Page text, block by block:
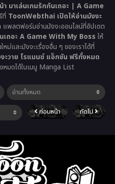
มาเล่นเกมรักกันเถอะ | A Game
ที่ ToonWebthai เปิดให้อ่านมังงะ
แพลตฟอร์มอ่านมังงะออนไลน์ที่อัปเดต
เถอะ A Game With My Boss ให้
ม่และมังงะเรื่องอื่น ๆ ของเราได้ที่
ะวาย โรแมนซ์ แอ็กชัน ฟรีทั้งหมด
หมดได้ในเมนู Manga List
ก่อนหน้า ถัดไป